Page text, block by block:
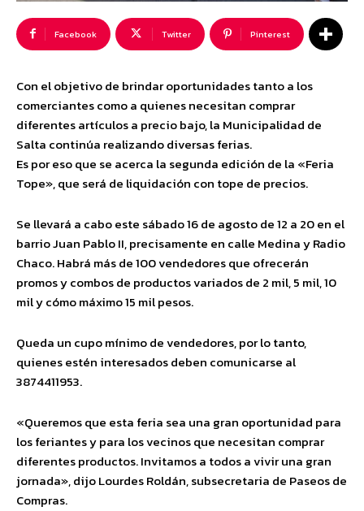
Facebook Twitter Pinterest
Con el objetivo de brindar oportunidades tanto a los
comerciantes como a quienes necesitan comprar
diferentes artículos a precio bajo, la Municipalidad de
Salta continúa realizando diversas ferias.
Es por eso que se acerca la segunda edición de la «Feria
Tope», que será de liquidación con tope de precios.
Se llevará a cabo este sábado 16 de agosto de 12 a 20 en el
barrio Juan Pablo II, precisamente en calle Medina y Radio
Chaco. Habrá más de 100 vendedores que ofrecerán
promos y combos de productos variados de 2 mil, 5 mil, 10
mil y cómo máximo 15 mil pesos.
Queda un cupo mínimo de vendedores, por lo tanto,
quienes estén interesados deben comunicarse al
3874411953.
«Queremos que esta feria sea una gran oportunidad para
los feriantes y para los vecinos que necesitan comprar
diferentes productos. Invitamos a todos a vivir una gran
jornada», dijo Lourdes Roldán, subsecretaria de Paseos de
Compras.